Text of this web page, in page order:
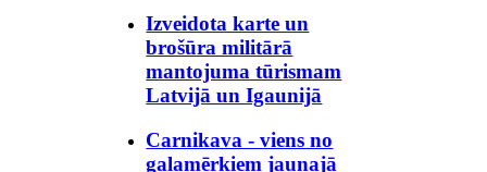
Izveidota karte un
brošūra militārā
mantojuma tūrismam
Latvijā un Igaunijā
Carnikava - viens no
galamērķiem jaunajā